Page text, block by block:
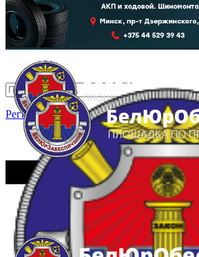
Регистрация Вход
Главная
Арестованное имущество